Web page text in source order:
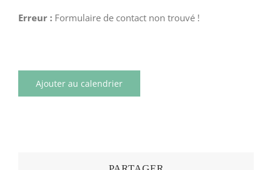
Erreur :Formulaire de contact non trouvé !
Ajouter au calendrier